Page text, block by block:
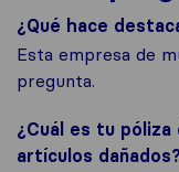
¿Qué hace
Esta empresa de
pregunta.
¿Cuál es tu
artículos dañados?